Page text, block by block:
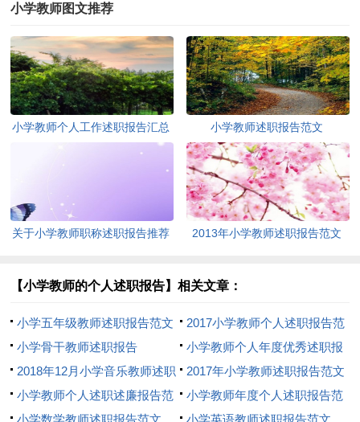
小学教师图文推荐
小学教师个人工作述职报告汇总
小学教师述职报告范文
关于小学教师职称述职报告推荐 2013年小学教师述职报告范文
【小学教师的个人述职报告】相关文章：
小学五年级教师述职报告范文
2017小学教师个人述职报告范
文
小学骨干教师述职报告
小学教师个人年度优秀述职报
告
2018年12月小学音乐教师述职
报告
2017年小学教师述职报告范文
小学教师个人述职述廉报告范
小学教师年度个人述职报告范